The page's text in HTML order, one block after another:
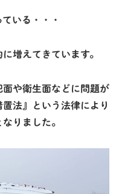
いる・・・
増えてきています。
や衛生面などに問題が
法』という法律により
りました。